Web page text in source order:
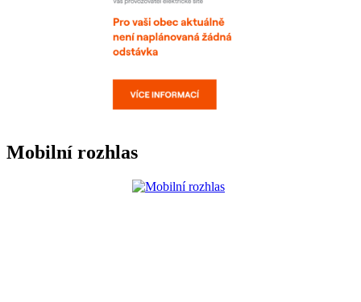
Mobilní rozhlas